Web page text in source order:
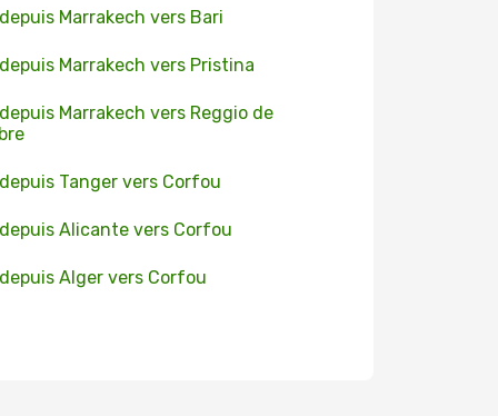
Marrakech vers Bari
Marrakech vers Pristina
Marrakech vers Reggio de
Tanger vers Corfou
Alicante vers Corfou
Alger vers Corfou